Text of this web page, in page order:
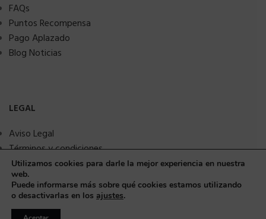
FAQs
Puntos Recompensa
Pago Aplazado
Blog Noticias
LEGAL
Aviso Legal
Términos y condiciones
Política de privacidad
Política de Cookies
Seguridad y protección a compradores
Utilizamos cookies para darle la mejor experiencia en nuestra
web.
Puede informarse más sobre qué cookies estamos utilizando
o desactivarlas en los ajustes.